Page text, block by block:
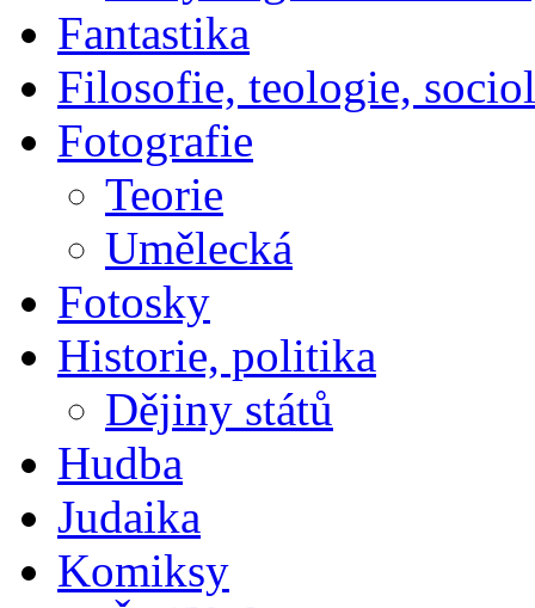
Fantastika
Filosofie, teologie,
Fotografie
Teorie
Umělecká
Fotosky
Historie, politika
Dějiny států
Hudba
Judaika
Komiksy